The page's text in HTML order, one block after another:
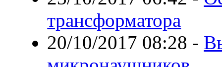
трансформатора
20/10/2017 08:28 -